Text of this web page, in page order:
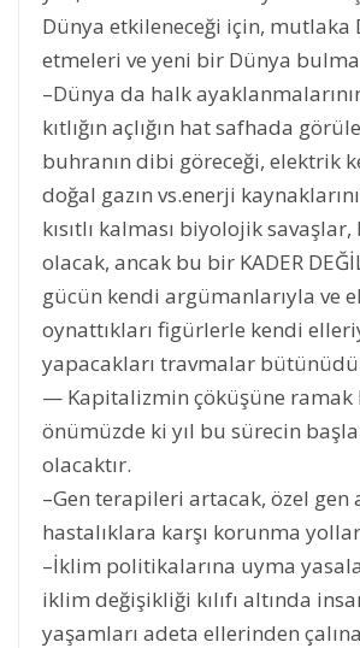
Dünya etkileneceği için, mutlaka
etmeleri ve yeni bir Dünya
–Dünya da halk
kıtlığın açlığın hat safhada
buhranın dibi göreceği, elektrik
doğal gazın vs.enerji
kısıtlı kalması biyolojik
olacak, ancak bu bir KADER
gücün kendi argümanlarıyla ve
oynattıkları figürlerle kendi
yapacakları travmalar
— Kapitalizmin çöküşüne ramak
önümüzde ki yıl bu sürecin
olacaktır.
–Gen terapileri artacak, özel gen
hastalıklara karşı korunma
–İklim politikalarına uyma
iklim değişikliği kılıfı altında
yaşamları adeta ellerinden